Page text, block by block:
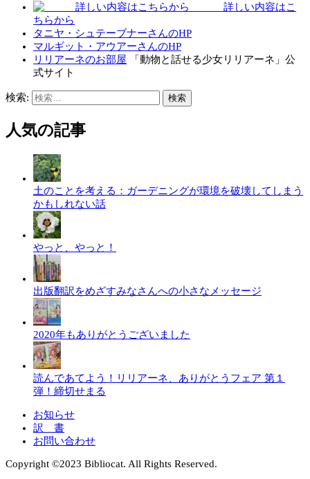
詳しい内容はこ
ちらから
タニヤ・シュテーブナーさんのHP
マルギット・アウアーさんのHP
リリアーネのお部屋 「動物と話せる少女リリアーネ」公
式サイト
検索:
人気の記事
土のことを考える：ガーデニングが環境を破壊してしまう
かもしれない話
やっと、やっと！
出版翻訳をめざすみなさんへの小さなメッセージ
2020年もありがとうございました
読んであてよう！リリアーネ、ありがとうフェア 第１
弾！締切せまる
お知らせ
訳 書
お問い合わせ
Copyright ©︎2023 Bibliocat. All Rights Reserved.